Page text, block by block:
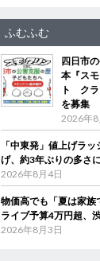
ふむふむ
四日市
本『ス
ト クラ
を募集
2026年8
「中東発」値上げラ
げ、約3年ぶりの多さ
2026年8月4日
物価高でも「夏は家
ライブ予算4万円超、
2026年8月3日